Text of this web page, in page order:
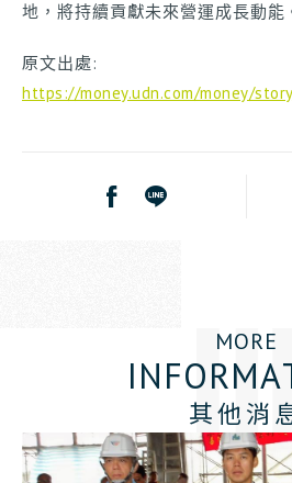
地，將持續貢獻未來營運成長動能
原文出處:
https://money.udn.com/money/
MORE
INFORMA
其他消